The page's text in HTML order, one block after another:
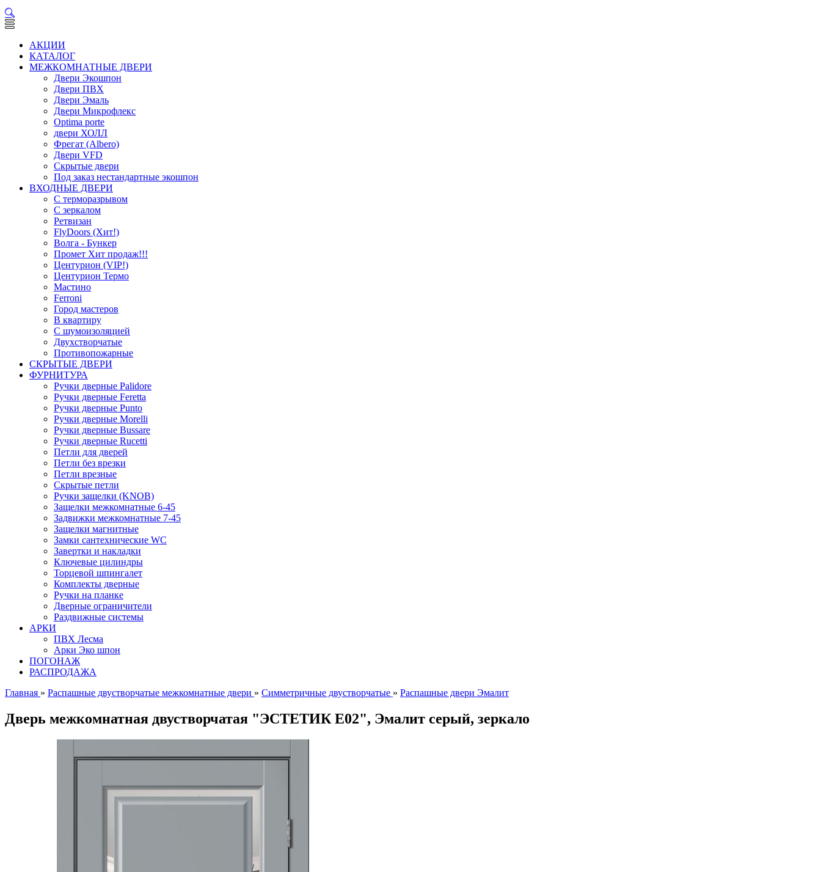
АКЦИИ
КАТАЛОГ
МЕЖКОМНАТНЫЕ ДВЕРИ
Двери Экошпон
Двери ПВХ
Двери Эмаль
Двери Микрофлекс
Optima porte
двери ХОЛЛ
Фрегат (Albero)
Двери VFD
Скрытые двери
Под заказ нестандартные экошпон
ВХОДНЫЕ ДВЕРИ
С терморазрывом
С зеркалом
Ретвизан
FlyDoors (Хит!)
Волга - Бункер
Промет Хит продаж!!!
Центурион (VIP!)
Центурион Термо
Мастино
Ferroni
Город мастеров
В квартиру
С шумоизоляцией
Двухстворчатые
Противопожарные
СКРЫТЫЕ ДВЕРИ
ФУРНИТУРА
Ручки дверные Palidore
Ручки дверные Feretta
Ручки дверные Punto
Ручки дверные Morelli
Ручки дверные Bussare
Ручки дверные Rucetti
Петли для дверей
Петли без врезки
Петли врезные
Скрытые петли
Ручки защелки (KNOB)
Защелки межкомнатные 6-45
Задвижки межкомнатные 7-45
Защелки магнитные
Замки сантехнические WC
Завертки и накладки
Ключевые цилиндры
Торцевой шпингалет
Комплекты дверные
Ручки на планке
Дверные ограничители
Раздвижные системы
АРКИ
ПВХ Лесма
Арки Эко шпон
ПОГОНАЖ
РАСПРОДАЖА
Главная » Распашные двустворчатые межкомнатные двери » Симметричные двустворчатые » Распашные двери Эмалит
Дверь межкомнатная двустворчатая "ЭСТЕТИК E02", Эмалит серый, зеркало